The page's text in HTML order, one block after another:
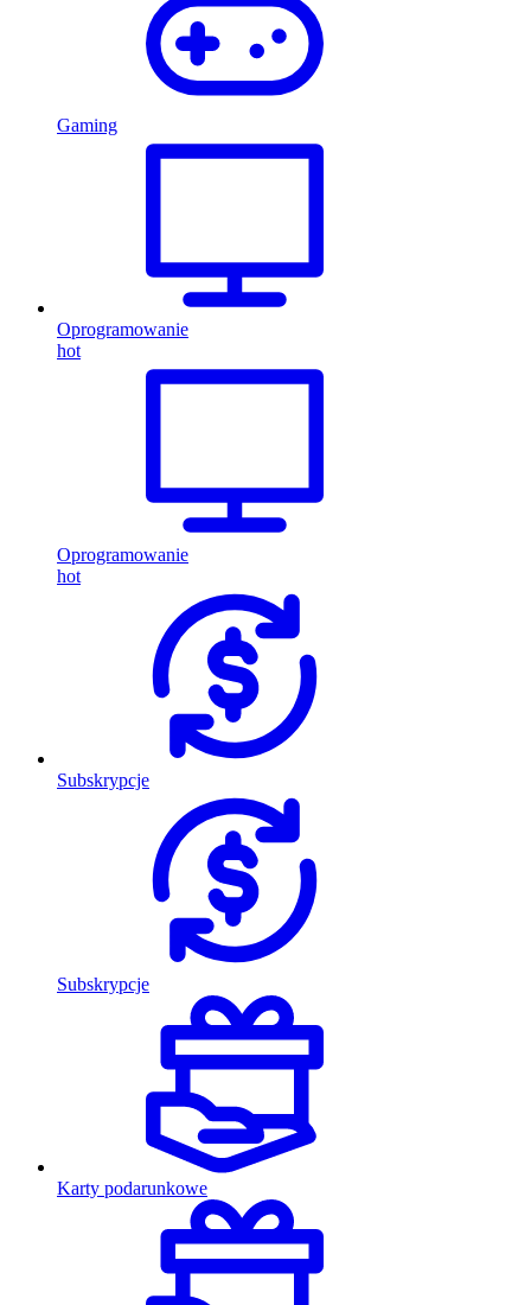
Gaming
Oprogramowanie
hot
Oprogramowanie
hot
Subskrypcje
Subskrypcje
Karty podarunkowe